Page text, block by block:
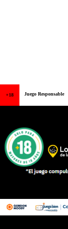
+18 Juego Responsable